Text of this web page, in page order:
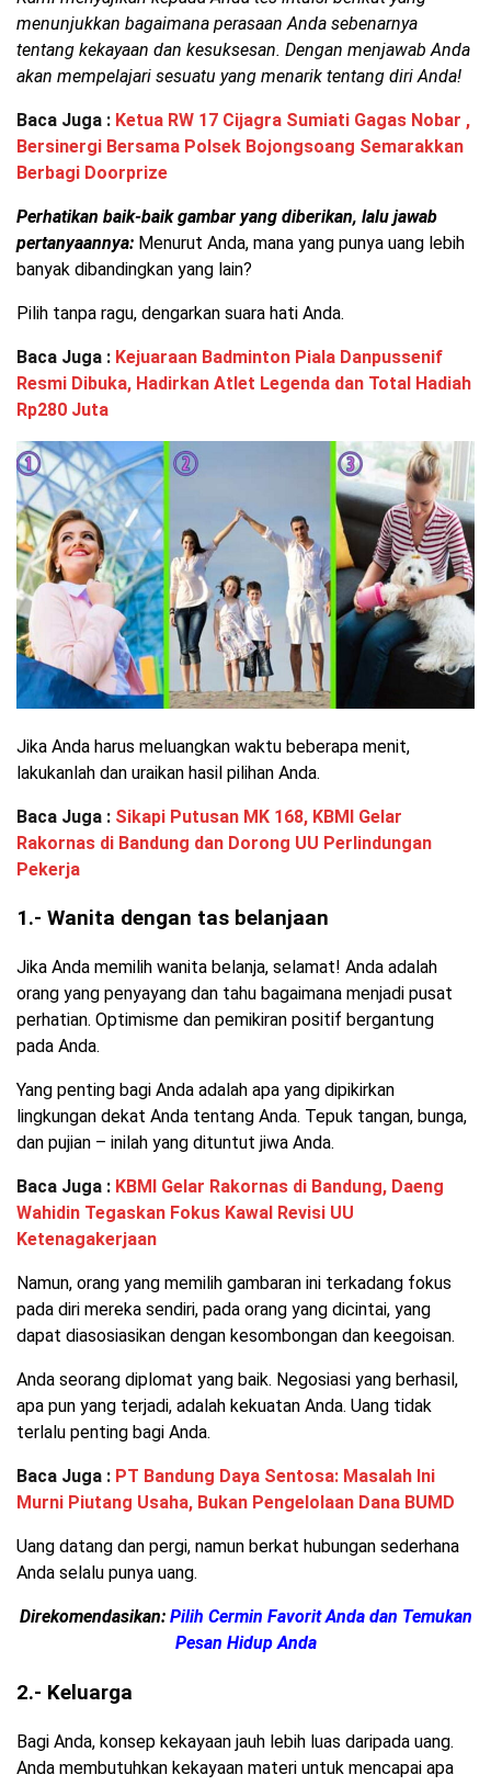
menunjukkan bagaimana perasaan Anda sebenarnya
tentang kekayaan dan kesuksesan. Dengan menjawab Anda
akan mempelajari sesuatu yang menarik tentang diri Anda!
Baca Juga : Ketua RW 17 Cijagra Sumiati Gagas Nobar ,
Bersinergi Bersama Polsek Bojongsoang Semarakkan
Berbagi Doorprize
Perhatikan baik-baik gambar yang diberikan, lalu jawab
pertanyaannya: Menurut Anda, mana yang punya uang lebih
banyak dibandingkan yang lain?
Pilih tanpa ragu, dengarkan suara hati Anda.
Baca Juga : Kejuaraan Badminton Piala Danpussenif
Resmi Dibuka, Hadirkan Atlet Legenda dan Total Hadiah
Rp280 Juta
Jika Anda harus meluangkan waktu beberapa menit,
lakukanlah dan uraikan hasil pilihan Anda.
Baca Juga : Sikapi Putusan MK 168, KBMI Gelar
Rakornas di Bandung dan Dorong UU Perlindungan
Pekerja
1.- Wanita dengan tas belanjaan
Jika Anda memilih wanita belanja, selamat! Anda adalah
orang yang penyayang dan tahu bagaimana menjadi pusat
perhatian. Optimisme dan pemikiran positif bergantung
pada Anda.
Yang penting bagi Anda adalah apa yang dipikirkan
lingkungan dekat Anda tentang Anda. Tepuk tangan, bunga,
dan pujian – inilah yang dituntut jiwa Anda.
Baca Juga : KBMI Gelar Rakornas di Bandung, Daeng
Wahidin Tegaskan Fokus Kawal Revisi UU
Ketenagakerjaan
Namun, orang yang memilih gambaran ini terkadang fokus
pada diri mereka sendiri, pada orang yang dicintai, yang
dapat diasosiasikan dengan kesombongan dan keegoisan.
Anda seorang diplomat yang baik. Negosiasi yang berhasil,
apa pun yang terjadi, adalah kekuatan Anda. Uang tidak
terlalu penting bagi Anda.
Baca Juga : PT Bandung Daya Sentosa: Masalah Ini
Murni Piutang Usaha, Bukan Pengelolaan Dana BUMD
Uang datang dan pergi, namun berkat hubungan sederhana
Anda selalu punya uang.
Direkomendasikan: Pilih Cermin Favorit Anda dan Temukan
Pesan Hidup Anda
2.- Keluarga
Bagi Anda, konsep kekayaan jauh lebih luas daripada uang.
Anda membutuhkan kekayaan materi untuk mencapai apa